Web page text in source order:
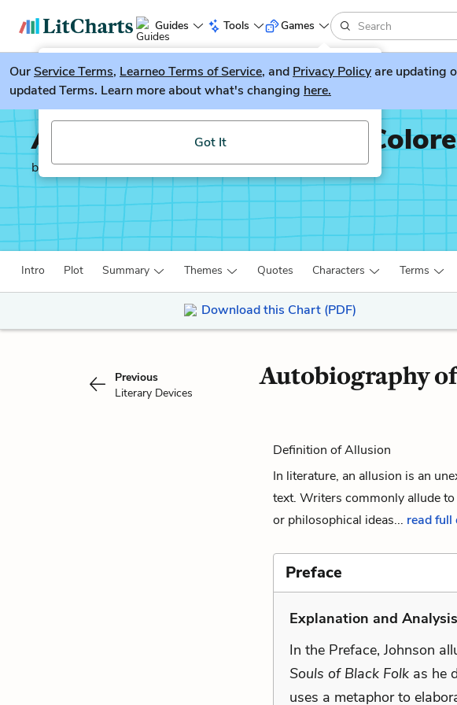
Guides Tools
LitGuesser New
Try our new literature game, LitGuesser!
Got It
Games
OurService Terms, Learneo Terms of Service, and Privacy Policyare updating
updated Terms. Learn more about what's changing here.
Autobiography of an Ex-
by James Weldon Johnson
Intro Plot Summary Themes Quotes Characters Terms
Download this Chart (PDF)
Previous
Literary Devices
Autobiography
Definition of Allusion
In literature, an allusion is an
text. Writers commonly allude
or philosophical ideas... read full
Preface
Explanation and
In the Preface, Johnson
Souls of Black Folk as he
uses a metaphor to